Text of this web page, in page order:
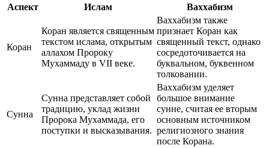
Аспект
Ислам Ваххабизм
Коран
Коран является священным
текстом ислама, открытым
аллахом Пророку
Мухаммаду в VII веке.
Ваххабизм также
признает Коран как
священный текст, однако
сосредоточивается на
буквальном, буквенном
толковании.
Сунна
Сунна представляет собой
традицию, уклад жизни
Пророка Мухаммада, его
поступки и высказывания.
Ваххабизм уделяет
большое внимание
сунне, считая ее вторым
основным источником
религиозного знания
после Корана.